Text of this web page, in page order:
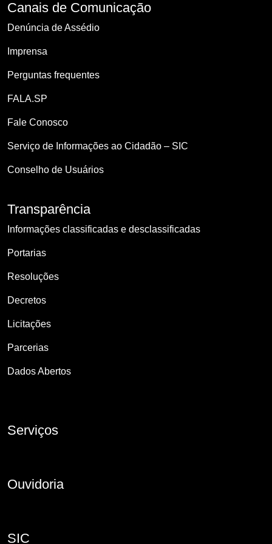
Canais de Comunicação
Denúncia de Assédio
Imprensa
Perguntas frequentes
FALA.SP
Fale Conosco
Serviço de Informações ao Cidadão – SIC
Conselho de Usuários
Transparência
Informações classificadas e desclassificadas
Portarias
Resoluções
Decretos
Licitações
Parcerias
Dados Abertos
Serviços
Ouvidoria
SIC